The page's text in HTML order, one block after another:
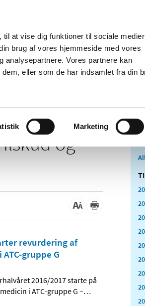
at vise dig funktioner til sociale
brug af vores hjemmeside med vores
analysepartnere. Vores partnere kan
eller som de har indsamlet fra din
Marketing
Nyheder Om os Kontakt Udgivelser
Apoteker og salg af
Medicinsk
og
revurdering af
gruppe G
2016/2017 starte på
i ATC-gruppe G –…